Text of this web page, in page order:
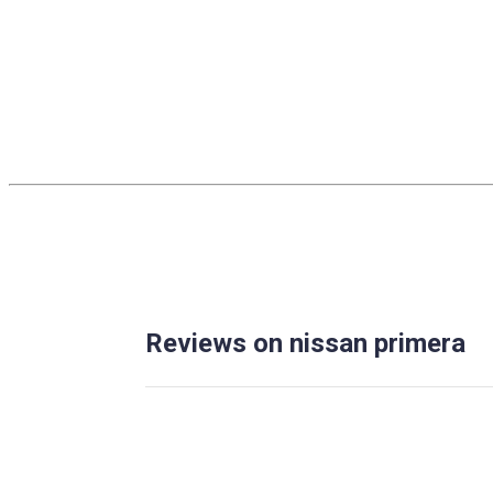
Reviews on nissan primera